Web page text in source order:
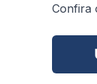
Confira